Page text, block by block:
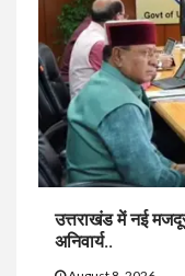
उत्तराखंड में नई
अनिवार्य..